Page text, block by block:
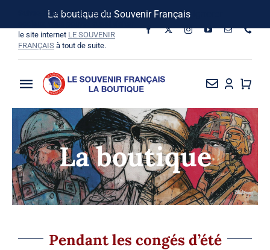
La boutique du Souvenir Français
contenu
Suivez-nous sur les réseaux
le site internet LE SOUVENIR
FRANÇAIS à tout de suite.
Toggle
Navigation
La Boutique
Vins SF-Bardins
Boîte à idées
La boutique
Pendant les congés d’été